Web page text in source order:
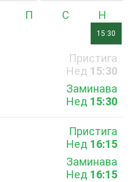
Четвъртък Събота
15:30
Пристига
Нед 15:30
Заминава
Нед 15:30
Пристига
Нед 16:15
Заминава
Нед 16:15